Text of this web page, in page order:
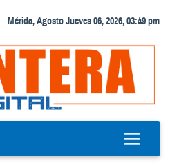
Mérida, Agosto Jueves 06, 2026, 03:49 pm